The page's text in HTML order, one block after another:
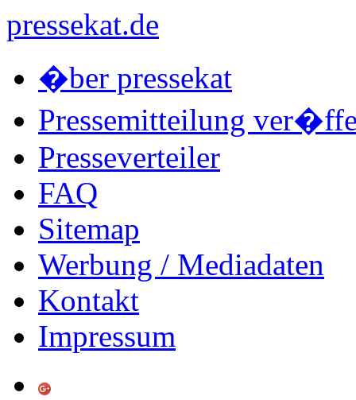
pressekat.de
�ber pressekat
Pressemitteilung
Presseverteiler
FAQ
Sitemap
Werbung / Mediadaten
Kontakt
Impressum